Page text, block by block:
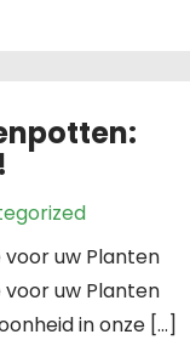
voor uw Planten
voor uw Planten
in onze […]